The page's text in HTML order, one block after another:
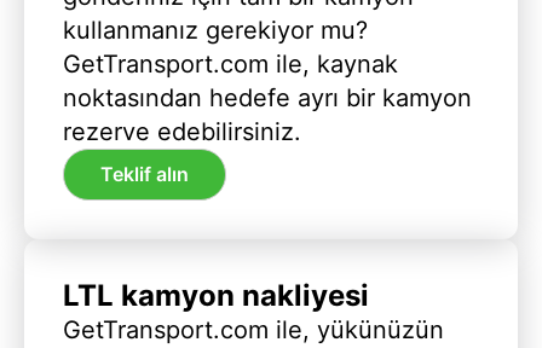
kullanmanız gerekiyor mu?
GetTransport.com ile, kaynak
noktasından hedefe ayrı bir kamyon
rezerve edebilirsiniz.
Teklif alın
LTL kamyon nakliyesi
GetTransport.com ile, yükünüzün